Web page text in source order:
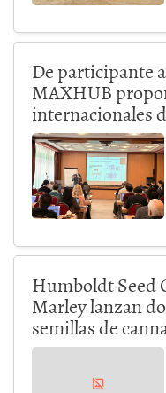
De participante
MAXHUB
internacionales
Humboldt Seed
Marley lanzan
semillas de